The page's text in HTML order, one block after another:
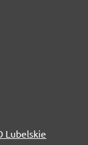
Lubelskie